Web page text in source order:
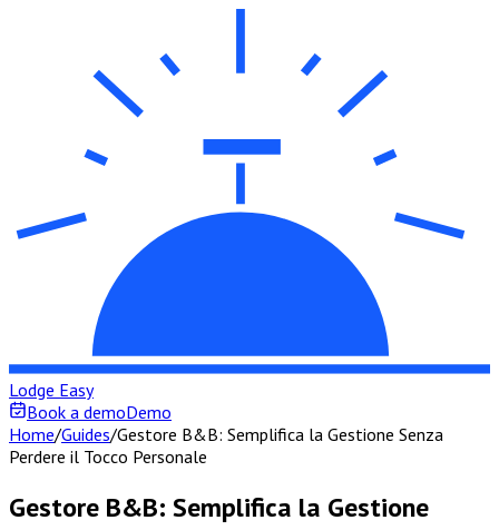
Lodge Easy
Book a demoDemo
Home/Guides/Gestore B&B: Semplifica la Gestione Senza
Perdere il Tocco Personale
Gestore B&B: Semplifica la Gestione